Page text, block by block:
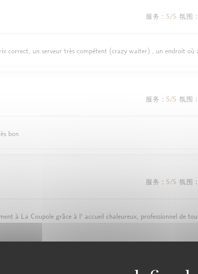
服务 : 5/5 氛围 :
correct, un serveur très compétent (crazy waiter) , un endroit où
服务 : 5/5 氛围 :
bon
服务 : 5/5 氛围 :
à La Coupole grâce à l' accueil chaleureux, professionnel de